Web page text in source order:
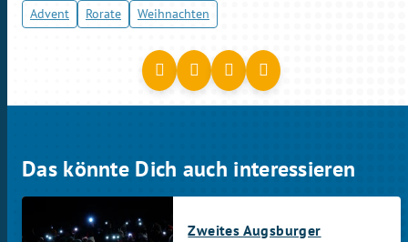
Advent Rorate Weihnachten
Das könnte Dich auch interessieren
Zweites Augsburger